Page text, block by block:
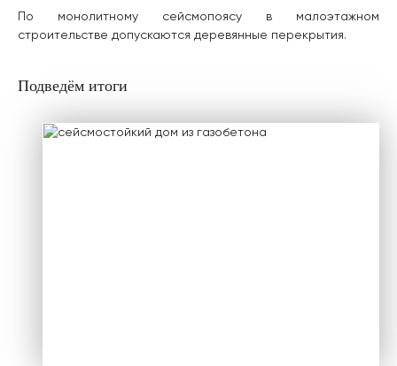
По монолитному сейсмопоясу в малоэтажном
строительстве допускаются деревянные перекрытия.
Подведём итоги